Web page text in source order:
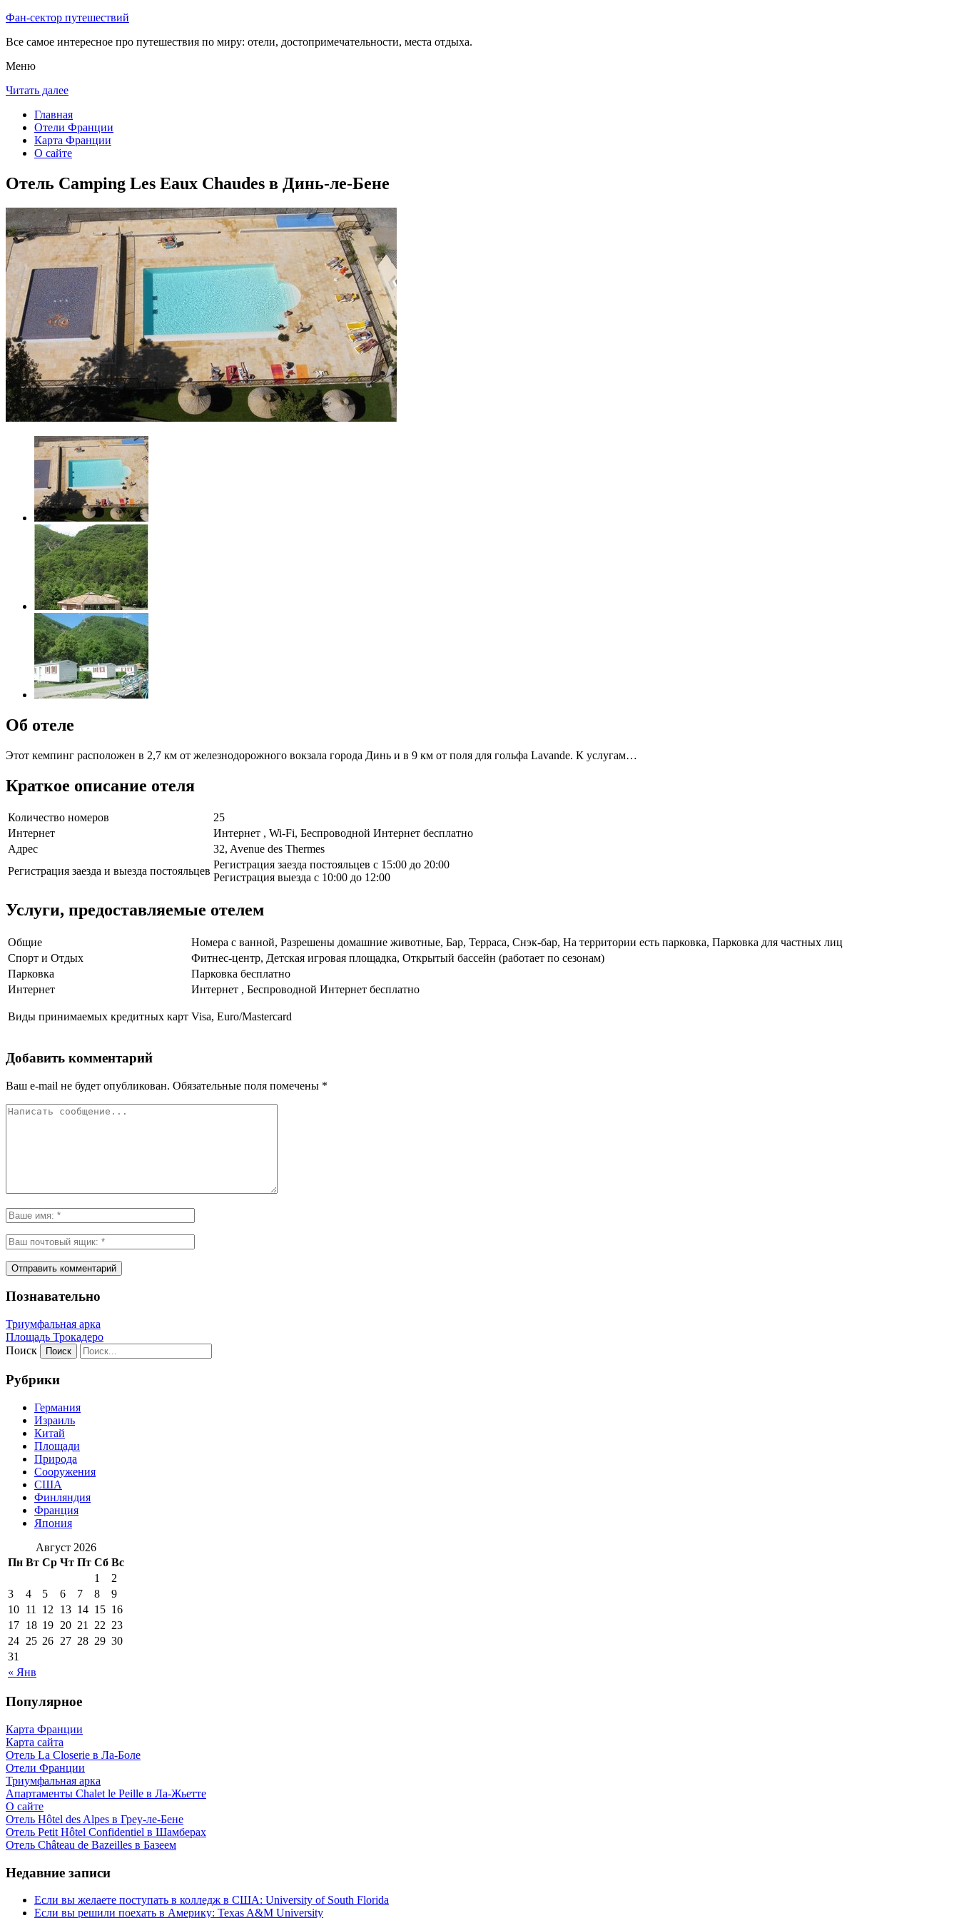
Фан-сектор путешествий
Все самое интересное про путешествия по миру: отели, достопримечательности, места отдыха.
Меню
Читать далее
Главная
Отели Франции
Карта Франции
О сайте
Отель Camping Les Eaux Chaudes в Динь-ле-Бене
Об отеле
Этот кемпинг расположен в 2,7 км от железнодорожного вокзала города Динь и в 9 км от поля для гольфа Lavande. К услугам…
Краткое описание отеля
Количество номеров
25
Интернет
Интернет , Wi-Fi, Беспроводной Интернет бесплатно
Адрес
32, Avenue des Thermes
Регистрация заезда и выезда постояльцев
Регистрация заезда постояльцев с 15:00 до 20:00
Регистрация выезда с 10:00 до 12:00
Услуги, предоставляемые отелем
Общие
Номера с ванной, Разрешены домашние животные, Бар, Терраса, Снэк-бар, На территории есть парковка, Парковка для частных лиц
Спорт и Отдых
Фитнес-центр, Детская игровая площадка, Открытый бассейн (работает по сезонам)
Парковка
Парковка бесплатно
Интернет
Интернет , Беспроводной Интернет бесплатно
Виды принимаемых кредитных карт Visa, Euro/Mastercard
Добавить комментарий
Ваш e-mail не будет опубликован. Обязательные поля помечены *
Познавательно
Триумфальная арка
Площадь Трокадеро
Поиск
Рубрики
Германия
Израиль
Китай
Площади
Природа
Сооружения
США
Финляндия
Франция
Япония
Август 2026
Пн Вт Ср Чт Пт Сб Вс
« Янв
1
2
3
4 5 6 7 8
9
10 11 12 13 14 15 16
17 18 19 20 21 22 23
24 25 26 27 28 29 30
31
Популярное
Карта Франции
Карта сайта
Отель La Closerie в Ла-Боле
Отели Франции
Триумфальная арка
Апартаменты Chalet le Peille в Ла-Жьетте
О сайте
Отель Hôtel des Alpes в Греу-ле-Бене
Отель Petit Hôtel Confidentiel в Шамберах
Отель Château de Bazeilles в Базеем
Недавние записи
Если вы желаете поступать в колледж в США: University of South Florida
Если вы решили поехать в Америку: Texas A&M University